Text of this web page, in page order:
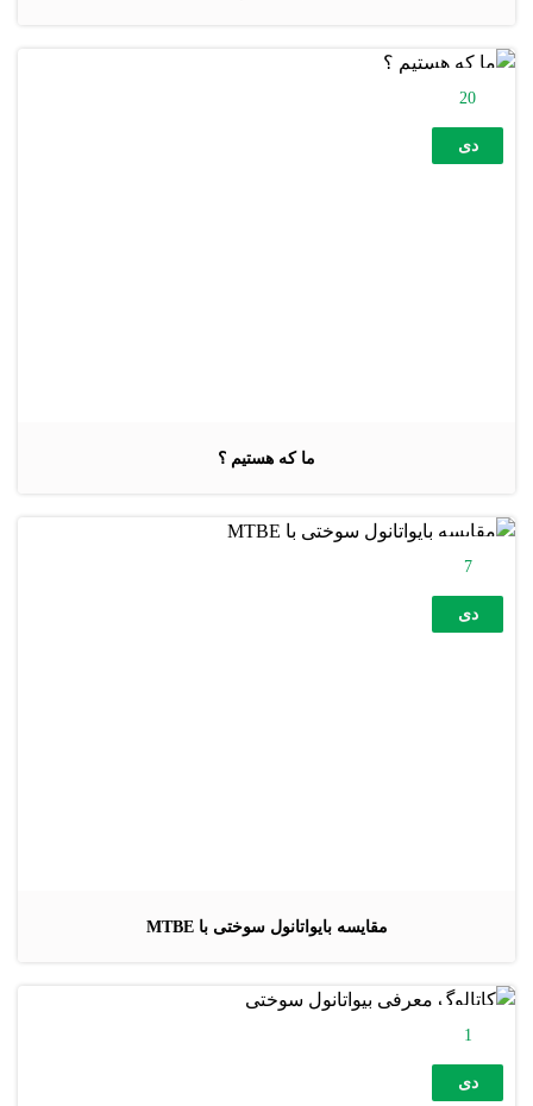
ما که هستیم ؟
20
دی
مقایسه بایواتانول سوختی با MTBE
7
دی
1
دی